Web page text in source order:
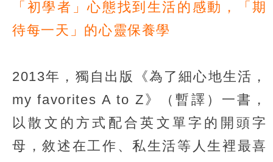
「初學者」心態找到生活的感動，「期
待每一天」的心靈保養學
2013年，獨自出版《為了細心地生活，
my favorites A to Z》（暫譯）一書，
以散文的方式配合英文單字的開頭字
母，敘述在工作、私生活等人生裡最喜